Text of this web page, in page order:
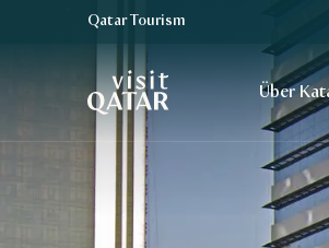
VisitQatar Homepage
Qatar Tourism
Über